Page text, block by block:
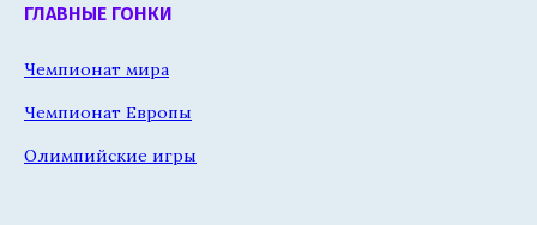
ГЛАВНЫЕ ГОНКИ
Чемпионат мира
Чемпионат Европы
Олимпийские игры